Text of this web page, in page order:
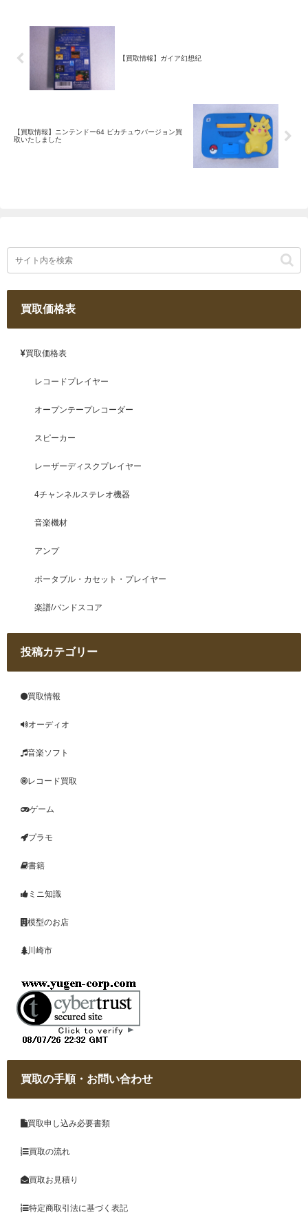
【買取情報】ガイア幻想紀
【買取情報】ニンテンドー64 ピカチュウバージョン買
取いたしました
買取価格表
買取価格表
レコードプレイヤー
オープンテープレコーダー
スピーカー
レーザーディスクプレイヤー
4チャンネルステレオ機器
音楽機材
アンプ
ポータブル・カセット・プレイヤー
楽譜/バンドスコア
投稿カテゴリー
買取情報
オーディオ
音楽ソフト
レコード買取
ゲーム
プラモ
書籍
ミニ知識
模型のお店
川崎市
買取の手順・お問い合わせ
買取申し込み必要書類
買取の流れ
買取お見積り
特定商取引法に基づく表記